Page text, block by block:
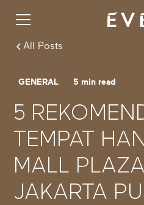
All Posts
GENERAL 5 min read
5
TEMPAT
MALL
JAKARTA